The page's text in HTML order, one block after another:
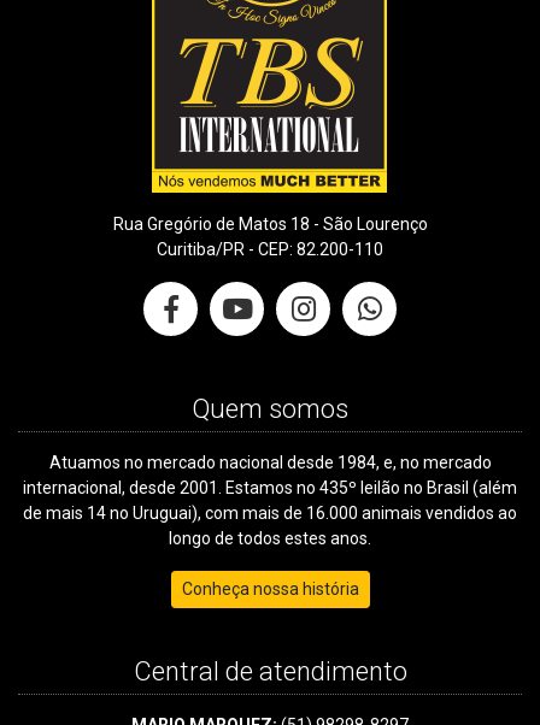
Rua Gregório de Matos 18 - São Lourenço
Curitiba/PR - CEP: 82.200-110
Quem somos
Atuamos no mercado nacional desde 1984, e, no mercado
internacional, desde 2001. Estamos no 435º leilão no Brasil (além
de mais 14 no Uruguai), com mais de 16.000 animais vendidos ao
longo de todos estes anos.
Conheça nossa história
Central de atendimento